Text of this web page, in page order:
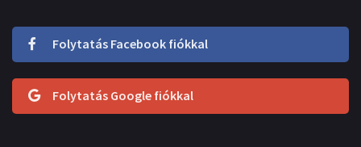
Folytatás Facebook fiókkal
Folytatás Google fiókkal